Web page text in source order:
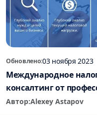
Обновлено:03 ноября 2023
Международное
консалтинг от
Автор:Alexey Astapov